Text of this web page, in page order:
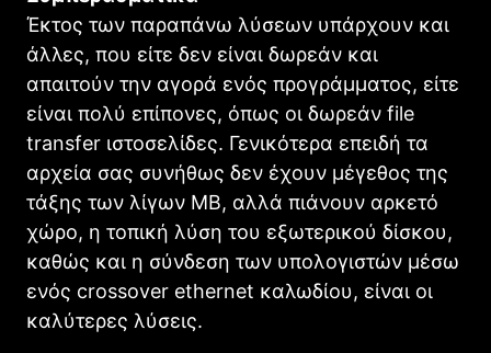
Έκτος των παραπάνω λύσεων υπάρχουν και
άλλες, που είτε δεν είναι δωρεάν και
απαιτούν την αγορά ενός προγράμματος, είτε
είναι πολύ επίπονες, όπως οι δωρεάν file
transfer ιστοσελίδες. Γενικότερα επειδή τα
αρχεία σας συνήθως δεν έχουν μέγεθος της
τάξης των λίγων MB, αλλά πιάνουν αρκετό
χώρο, η τοπική λύση του εξωτερικού δίσκου,
καθώς και η σύνδεση των υπολογιστών μέσω
ενός crossover ethernet καλωδίου, είναι οι
καλύτερες λύσεις.